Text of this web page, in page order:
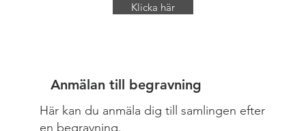
Klicka här
Anmälan till begravning
Här kan du anmäla dig till samlingen efter
en begravning.